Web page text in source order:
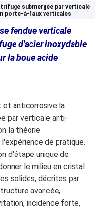
submergée par verticale
porte-à-faux verticales
fendue verticale
d'acier inoxydable
la boue acide
et anticorrosive la
par verticale anti-
la théorie
de pratique.
d'étape unique de
le milieu en cristal
solides, décrites par
avancée,
incidence forte,